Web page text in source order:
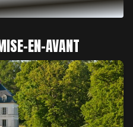
EN-AVANT